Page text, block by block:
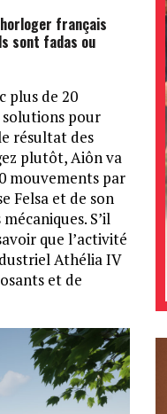
horloger français
sont fadas ou
plus de 20
solutions pour
résultat des
plutôt, Aiôn va
mouvements par
Felsa et de son
S’il
que l’activité
Athélia IV
et de